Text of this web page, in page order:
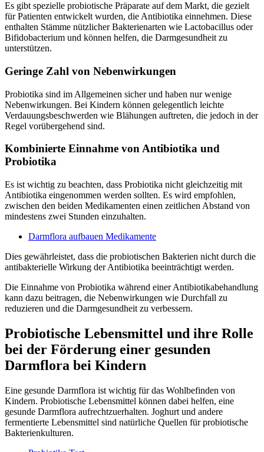
Es gibt spezielle probiotische Präparate auf dem Markt, die gezielt
für Patienten entwickelt wurden, die Antibiotika einnehmen. Diese
enthalten Stämme nützlicher Bakterienarten wie Lactobacillus oder
Bifidobacterium und können helfen, die Darmgesundheit zu
unterstützen.
Geringe Zahl von Nebenwirkungen
Probiotika sind im Allgemeinen sicher und haben nur wenige
Nebenwirkungen. Bei Kindern können gelegentlich leichte
Verdauungsbeschwerden wie Blähungen auftreten, die jedoch in der
Regel vorübergehend sind.
Kombinierte Einnahme von Antibiotika und
Probiotika
Es ist wichtig zu beachten, dass Probiotika nicht gleichzeitig mit
Antibiotika eingenommen werden sollten. Es wird empfohlen,
zwischen den beiden Medikamenten einen zeitlichen Abstand von
mindestens zwei Stunden einzuhalten.
Darmflora aufbauen Medikamente
Dies gewährleistet, dass die probiotischen Bakterien nicht durch die
antibakterielle Wirkung der Antibiotika beeinträchtigt werden.
Die Einnahme von Probiotika während einer Antibiotikabehandlung
kann dazu beitragen, die Nebenwirkungen wie Durchfall zu
reduzieren und die Darmgesundheit zu verbessern.
Probiotische Lebensmittel und ihre Rolle
bei der Förderung einer gesunden
Darmflora bei Kindern
Eine gesunde Darmflora ist wichtig für das Wohlbefinden von
Kindern. Probiotische Lebensmittel können dabei helfen, eine
gesunde Darmflora aufrechtzuerhalten. Joghurt und andere
fermentierte Lebensmittel sind natürliche Quellen für probiotische
Bakterienkulturen.